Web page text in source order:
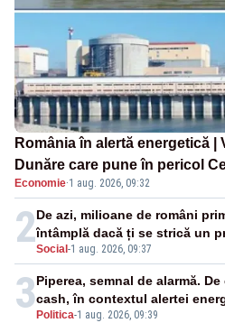
România în alertă energetică |
Dunăre care pune în pericol
cunoscută de pe vremea lui
Economie·1 aug. 2026, 09:32
2Social -1 aug. 2026, 09:37
De azi, milioane de români
întâmplă dacă ți se strică un
3 Politica-1 aug. 2026, 09:39
Piperea, semnal de alarmă.
cash, în contextul alertei